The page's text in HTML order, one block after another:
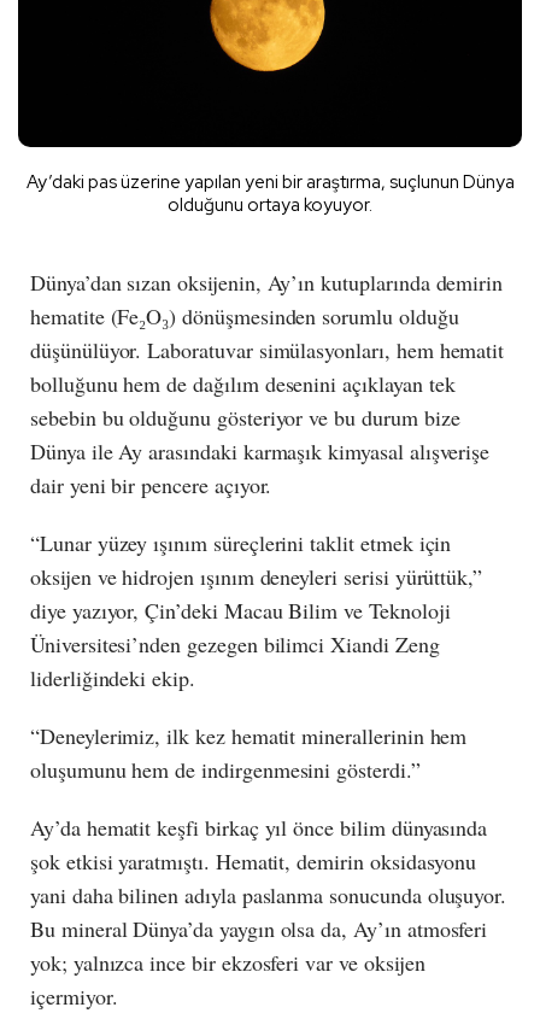
Ay’daki pas üzerine yapılan yeni bir araştırma, suçlunun Dünya
olduğunu ortaya koyuyor.
Dünya’dan sızan oksijenin, Ay’ın kutuplarında demirin
hematite (Fe₂O₃) dönüşmesinden sorumlu olduğu
düşünülüyor. Laboratuvar simülasyonları, hem hematit
bolluğunu hem de dağılım desenini açıklayan tek
sebebin bu olduğunu gösteriyor ve bu durum bize
Dünya ile Ay arasındaki karmaşık kimyasal alışverişe
dair yeni bir pencere açıyor.
“Lunar yüzey ışınım süreçlerini taklit etmek için
oksijen ve hidrojen ışınım deneyleri serisi yürüttük,”
diye yazıyor, Çin’deki Macau Bilim ve Teknoloji
Üniversitesi’nden gezegen bilimci Xiandi Zeng
liderliğindeki ekip.
“Deneylerimiz, ilk kez hematit minerallerinin hem
oluşumunu hem de indirgenmesini gösterdi.”
Ay’da hematit keşfi birkaç yıl önce bilim dünyasında
şok etkisi yaratmıştı. Hematit, demirin oksidasyonu
yani daha bilinen adıyla paslanma sonucunda oluşuyor.
Bu mineral Dünya’da yaygın olsa da, Ay’ın atmosferi
yok; yalnızca ince bir ekzosferi var ve oksijen
içermiyor.